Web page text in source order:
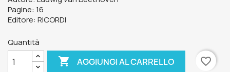
Pagine: 16
Editore: RICORDI
Quantità
 AGGIUNGI AL CARRELLO
favorite_border